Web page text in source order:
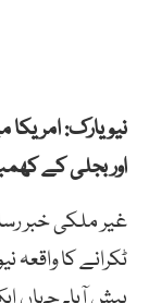
نیویارک:
اور بجلی کے
غیر ملکی خبر
ٹکرانے کا واقعہ